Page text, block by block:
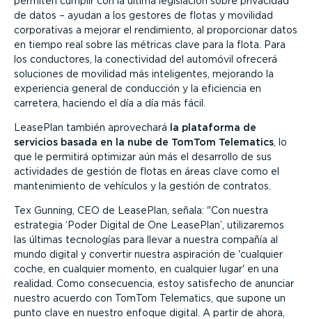
de datos – ayudan a los gestores de flotas y movilidad
corporativas a mejorar el rendimiento, al proporcionar datos
en tiempo real sobre las métricas clave para la flota. Para
los conductores, la conectividad del automóvil ofrecerá
soluciones de movilidad más inteligentes, mejorando la
experiencia general de conducción y la eficiencia en
carretera, haciendo el día a día más fácil.
LeasePlan también aprovechará
la plataforma de
servicios basada en la nube de TomTom Telematics , lo
que le permitirá optimizar aún más el desarrollo de sus
actividades de gestión de flotas en áreas clave como el
mantenimiento de vehículos y la gestión de contratos.
Tex Gunning, CEO de LeasePlan, señala:
Con nuestra
estrategia ‘Poder Digital de One LeasePlan’, utilizaremos
las últimas tecnologías para llevar a nuestra compañía al
mundo digital y convertir nuestra aspiración de 'cualquier
coche, en cualquier momento, en cualquier lugar' en una
realidad. Como consecuencia, estoy satisfecho de anunciar
nuestro acuerdo con TomTom Telematics, que supone un
punto clave en nuestro enfoque digital. A partir de ahora,